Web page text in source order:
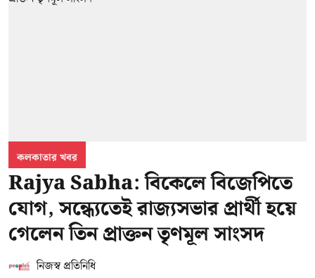
কলকাতার খবর
Rajya Sabha: বিকেলে বিজেপিতে
যোগ, সন্ধ্যেতেই রাজ্যসভার প্রার্থী হয়ে
গেলেন তিন প্রাক্তন তৃণমূল সাংসদ
নিজস্ব প্রতিনিধি